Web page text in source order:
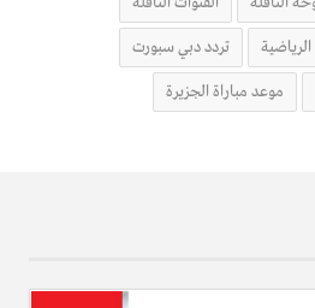
تردد دبي سبورت
موعد مباراة الجزيرة